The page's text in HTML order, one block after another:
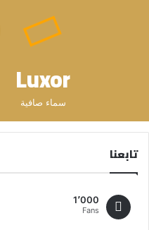
Luxor
سماء صافية
تابعنا
1٬000
Fans